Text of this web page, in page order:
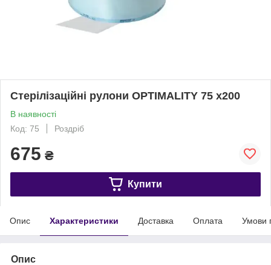
Стерілізаційні рулони OPTIMALITY 75 x200
В наявності
Код: 75
Роздріб
675 ₴
Купити
Опис Характеристики Доставка Оплата Умови
Опис